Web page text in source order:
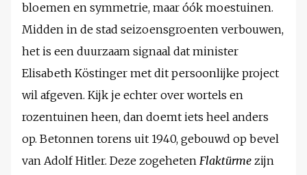
bloemen en symmetrie, maar óók moestuinen.
Midden in de stad seizoensgroenten verbouwen,
het is een duurzaam signaal dat minister
Elisabeth Köstinger met dit persoonlijke project
wil afgeven. Kijk je echter over wortels en
rozentuinen heen, dan doemt iets heel anders
op. Betonnen torens uit 1940, gebouwd op bevel
van Adolf Hitler. Deze zogeheten Flaktürme zijn